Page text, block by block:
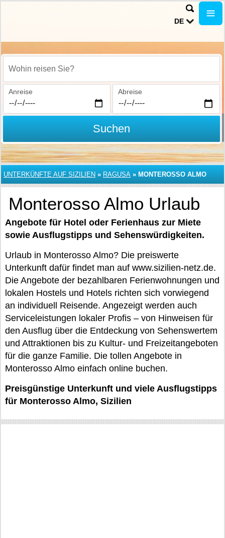
DE
Wohin reisen Sie?
Anreise Abreise
Suchen
UNTERKÜNFTE AUF SIZILIEN » RAGUSA » MONTEROSSO ALMO
Monterosso Almo Urlaub
Angebote für Hotel oder Ferienhaus zur Miete
sowie Ausflugstipps und Sehenswürdigkeiten.
Urlaub in Monterosso Almo? Die preiswerte
Unterkunft dafür findet man auf www.sizilien-netz.de.
Die Angebote der bezahlbaren Ferienwohnungen und
lokalen Hostels und Hotels richten sich vorwiegend
an individuell Reisende. Angezeigt werden auch
Serviceleistungen lokaler Profis – von Hinweisen für
den Ausflug über die Entdeckung von Sehenswertem
und Attraktionen bis zu Kultur- und Freizeitangeboten
für die ganze Familie. Die tollen Angebote in
Monterosso Almo einfach online buchen.
Preisgünstige Unterkunft und viele Ausflugstipps
für Monterosso Almo, Sizilien